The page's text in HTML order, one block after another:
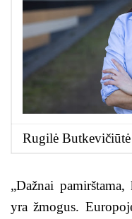
Rugilė
„Dažnai
yra žmogus.